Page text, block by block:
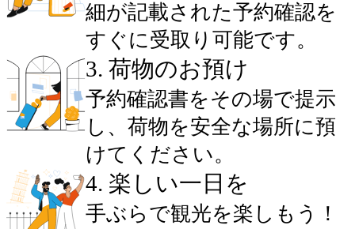
細が記載された予約確認を
すぐに受取り可能です。
3. 荷物のお預け
予約確認書をその場で提示
し、荷物を安全な場所に預
けてください。
4. 楽しい一日を
手ぶらで観光を楽しもう！